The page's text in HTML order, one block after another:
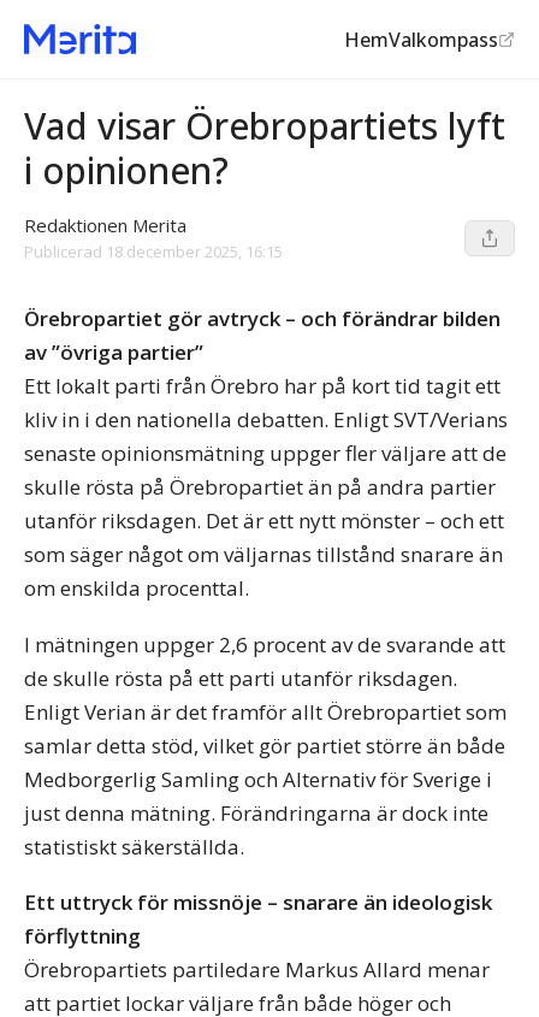
HemValkompass
Opinionen
Vad visar Örebropartiets lyft
i opinionen?
Redaktionen Merita
Publicerad 18 december 2025, 16:15
Örebropartiet gör avtryck – och förändrar bilden
av ”övriga partier”
Ett lokalt parti från Örebro har på kort tid tagit ett
kliv in i den nationella debatten. Enligt SVT/Verians
senaste opinionsmätning uppger fler väljare att de
skulle rösta på Örebropartiet än på andra partier
utanför riksdagen. Det är ett nytt mönster – och ett
som säger något om väljarnas tillstånd snarare än
om enskilda procenttal.
I mätningen uppger 2,6 procent av de svarande att
de skulle rösta på ett parti utanför riksdagen.
Enligt Verian är det framför allt Örebropartiet som
samlar detta stöd, vilket gör partiet större än både
Medborgerlig Samling och Alternativ för Sverige i
just denna mätning. Förändringarna är dock inte
statistiskt säkerställda.
Ett uttryck för missnöje – snarare än ideologisk
förflyttning
Örebropartiets partiledare Markus Allard menar
att partiet lockar väljare från både höger och